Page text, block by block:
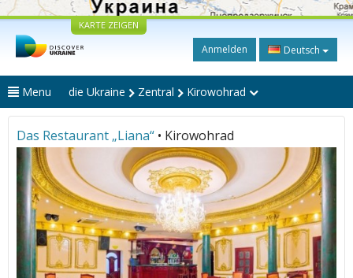
KARTE ZEIGEN
Anmelden Deutsch
Menu die Ukraine Zentral Kirowohrad
Das Restaurant „Liana“ • Kirowohrad